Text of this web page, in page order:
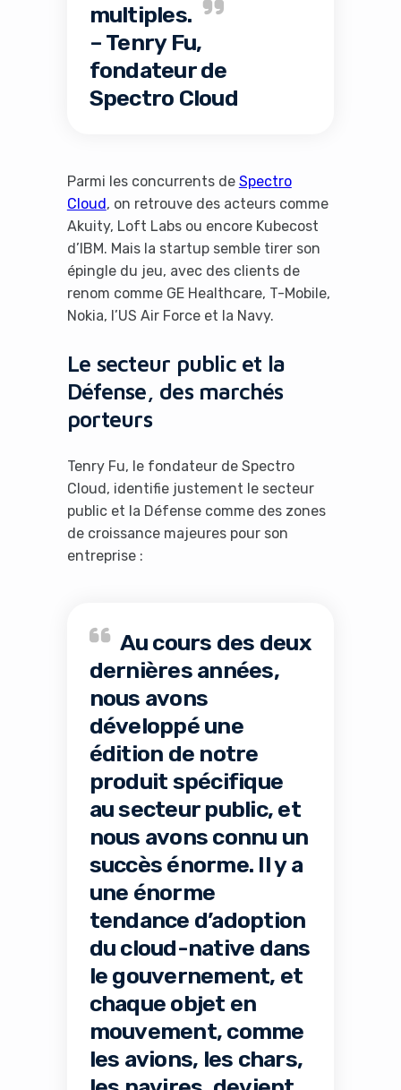
multiples.
– Tenry Fu,
fondateur de
Spectro Cloud
Parmi les concurrents de Spectro
Cloud, on retrouve des acteurs comme
Akuity, Loft Labs ou encore Kubecost
d’IBM. Mais la startup semble tirer son
épingle du jeu, avec des clients de
renom comme GE Healthcare, T-Mobile,
Nokia, l’US Air Force et la Navy.
Le secteur public et la
Défense, des marchés
porteurs
Tenry Fu, le fondateur de Spectro
Cloud, identifie justement le secteur
public et la Défense comme des zones
de croissance majeures pour son
entreprise :
Au cours des deux
dernières années,
nous avons
développé une
édition de notre
produit spécifique
au secteur public, et
nous avons connu un
succès énorme. Il y a
une énorme
tendance d’adoption
du cloud-native dans
le gouvernement, et
chaque objet en
mouvement, comme
les avions, les chars,